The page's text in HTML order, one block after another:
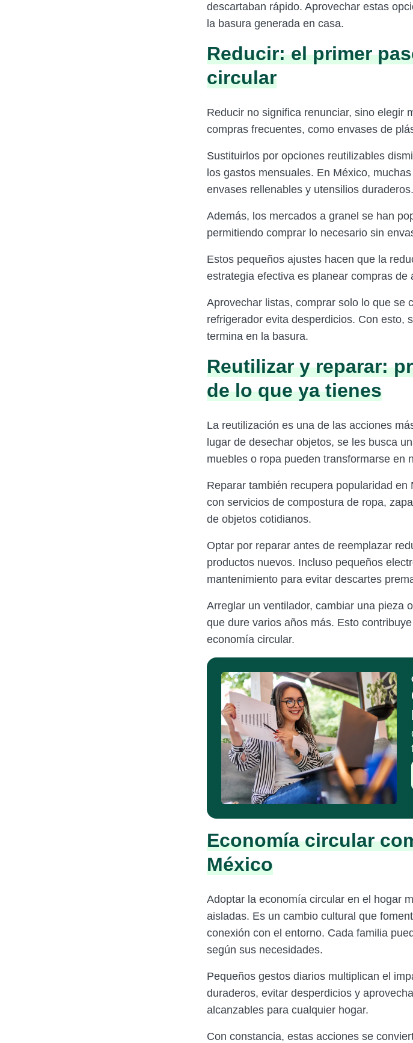
descartaban rápido. Aprovechar estas
la basura generada en casa.
Reducir: el primer
circular
Reducir no significa renunciar, sino elegir
compras frecuentes, como envases de
Sustituirlos por opciones reutilizables
los gastos mensuales. En México,
envases rellenables y utensilios duraderos.
Además, los mercados a granel se han
permitiendo comprar lo necesario sin
Estos pequeños ajustes hacen que la
estrategia efectiva es planear compras de
Aprovechar listas, comprar solo lo que se
refrigerador evita desperdicios. Con esto,
termina en la basura.
Reutilizar y reparar:
de lo que ya tienes
La reutilización es una de las acciones
lugar de desechar objetos, se les busca
muebles o ropa pueden transformarse en
Reparar también recupera popularidad
con servicios de compostura de ropa,
de objetos cotidianos.
Optar por reparar antes de reemplazar
productos nuevos. Incluso pequeños
mantenimiento para evitar descartes
Arreglar un ventilador, cambiar una pieza
que dure varios años más. Esto
economía circular.
Economía circular
México
Adoptar la economía circular en el hogar
aisladas. Es un cambio cultural que
conexión con el entorno. Cada familia
según sus necesidades.
Pequeños gestos diarios multiplican el
duraderos, evitar desperdicios y
alcanzables para cualquier hogar.
Con constancia, estas acciones se